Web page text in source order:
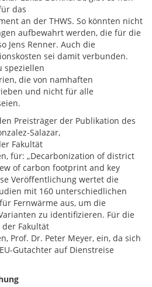
das
an der THWS. So könnten nicht
aufbewahrt werden, die für die
Jens Renner. Auch die
sei damit verbunden.
speziellen
die von namhaften
und nicht für alle
Preisträger der Publikation des
Salazar,
Fakultät
für: „Decarbonization of district
of carbon footprint and key
Veröffentlichung wertet die
mit 160 unterschiedlichen
Fernwärme aus, um die
zu identifizieren. Für die
Fakultät
Prof. Dr. Peter Meyer, ein, da sich
Gutachter auf Dienstreise